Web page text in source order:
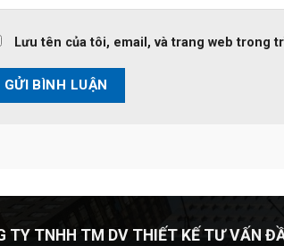
Lưu tên của tôi, email, và trang web trong
TY TNHH TM DV THIẾT KẾ TƯ VẤN